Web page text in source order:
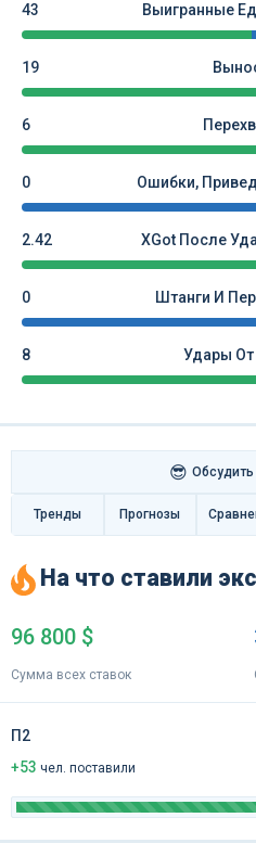
43 Выигранные
19
6
0 Ошибки,
2.42 XGot После
0 Штанги И
8 Удары От
😎 Обсудить
Тренды Прогнозы
На что ставили
96 800 $
Сумма всех ставок
П2
+53 чел. поставили